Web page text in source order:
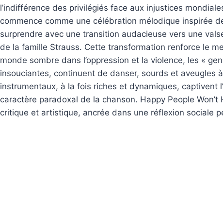
l’indifférence des privilégiés face aux injustices
commence comme une célébration mélodique inspirée
surprendre avec une transition audacieuse vers une
de la famille Strauss. Cette transformation renforce le
monde sombre dans l’oppression et la violence, les «
insouciantes, continuent de danser, sourds et aveugles
instrumentaux, à la fois riches et dynamiques, captivent
caractère paradoxal de la chanson. Happy People
critique et artistique, ancrée dans une réflexion sociale